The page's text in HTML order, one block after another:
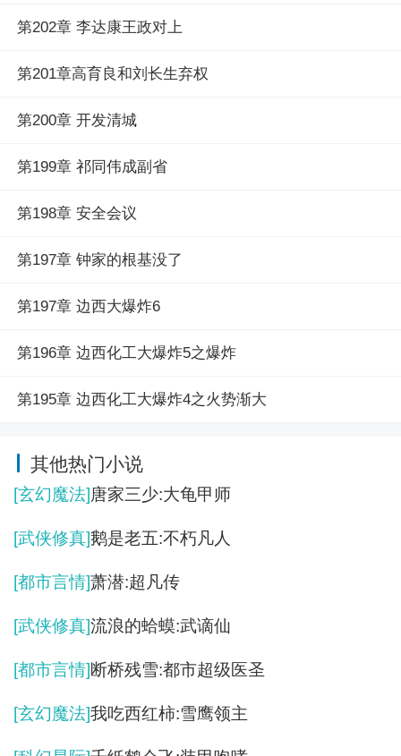
第202章 李达康王政对上
第201章高育良和刘长生弃权
第200章 开发清城
第199章 祁同伟成副省
第198章 安全会议
第197章 钟家的根基没了
第197章 边西大爆炸6
第196章 边西化工大爆炸5之爆炸
第195章 边西化工大爆炸4之火势渐大
其他热门小说
[玄幻魔法]唐家三少:大龟甲师
[武侠修真]鹅是老五:不朽凡人
[都市言情]萧潜:超凡传
[武侠修真]流浪的蛤蟆:武谪仙
[都市言情]断桥残雪:都市超级医圣
[玄幻魔法]我吃西红柿:雪鹰领主